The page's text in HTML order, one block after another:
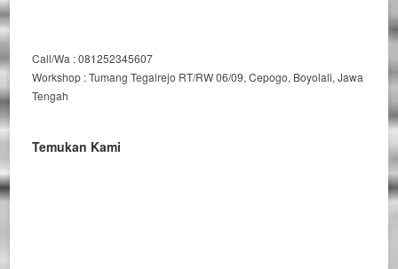
Call/Wa : 081252345607
Workshop : Tumang Tegalrejo RT/RW 06/09, Cepogo, Boyolali, Jawa
Tengah
Temukan Kami